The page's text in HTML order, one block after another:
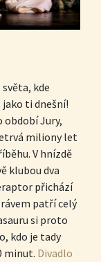
kde
ti dnešní!
období Jury,
miliony let
V hnízdě
klubou dva
přichází
patří celý
si proto
kdo je tady
minut. Divadlo